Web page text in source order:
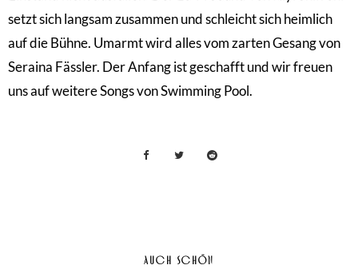
setzt sich langsam zusammen und schleicht sich heimlich
auf die Bühne. Umarmt wird alles vom zarten Gesang von
Seraina Fässler. Der Anfang ist geschafft und wir freuen
uns auf weitere Songs von Swimming Pool.
AUCH SCHÖN